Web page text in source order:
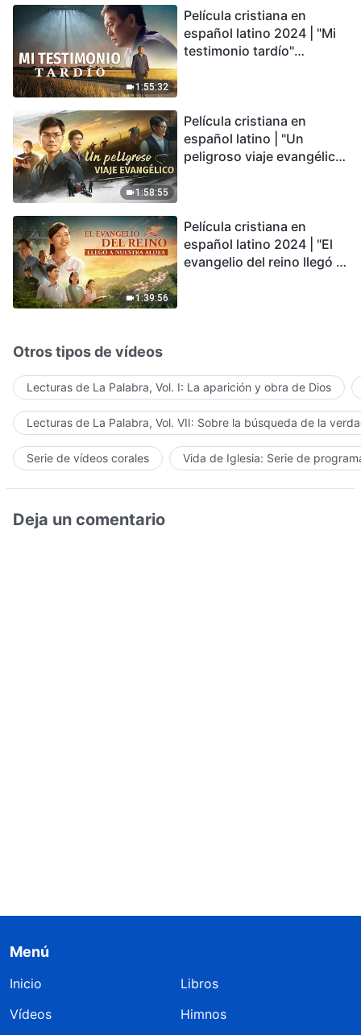
1:55:32
Película cristiana en
español latino 2024 | "Mi
testimonio tardío"
conmovedor
1:58:55
Película cristiana en
español latino | "Un
peligroso viaje evangélico"
1:39:56
Película cristiana en
español latino 2024 | "El
evangelio del reino llegó a
Otros tipos de vídeos
Lecturas de La Palabra, Vol. I: La aparición y obra de Dios
Lecturas de La Palabra, Vol. VII: Sobre la búsqueda de la
Serie de vídeos corales Vida de Iglesia: Serie de
Deja un comentario
Menú
Inicio
Libros
Vídeos
Himnos